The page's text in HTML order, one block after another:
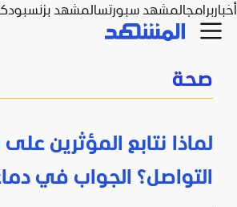
أخباربرامجالمشهد سبورتسالمشهد بزنس
صحة
لماذا نتابع المؤثرين
التواصل؟ الجواب في